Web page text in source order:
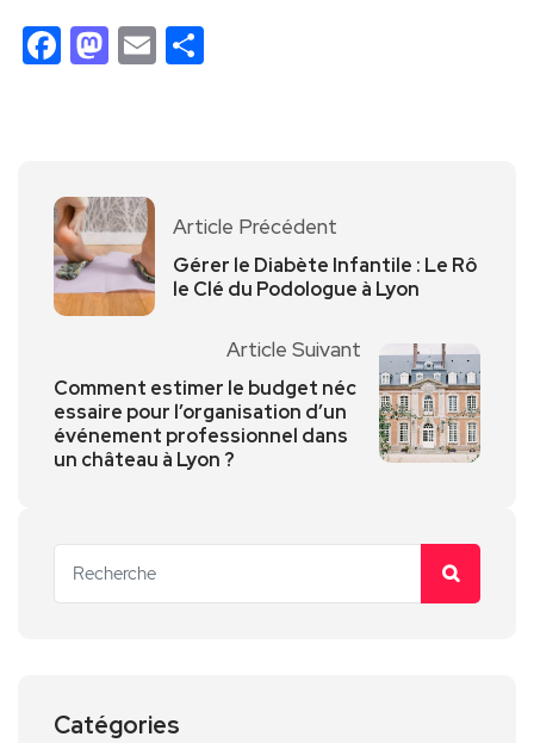
Facebook
Mastodon
Email
Article Précédent
Gérer le Diabète Infantile : Le Rô
le Clé du Podologue à Lyon
Article Suivant
Comment estimer le budget néc
essaire pour l’organisation d’un
événement professionnel dans
un château à Lyon ?
Catégories